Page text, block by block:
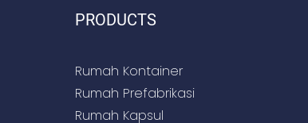
PRODUCTS
Rumah Kontainer
Rumah Prefabrikasi
Rumah Kapsul